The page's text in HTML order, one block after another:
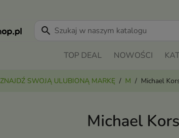
search
TOP DEAL NOWOŚCI
ZNAJDŹ SWOJĄ ULUBIONĄ MARKĘ M Michael
Michael Kors